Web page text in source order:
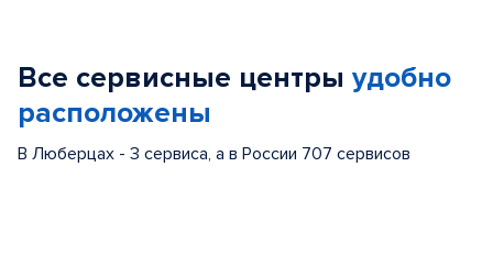
Все сервисные центры удобно
расположены
В Люберцах - 3 сервиса, а в России 707 сервисов